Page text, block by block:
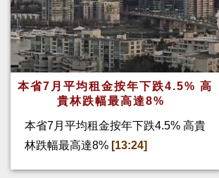
本省7月平均租金按年下跌4.5% 高
貴林跌幅最高達8%
本省7月平均租金按年下跌4.5% 高貴
林跌幅最高達8% [13:24]